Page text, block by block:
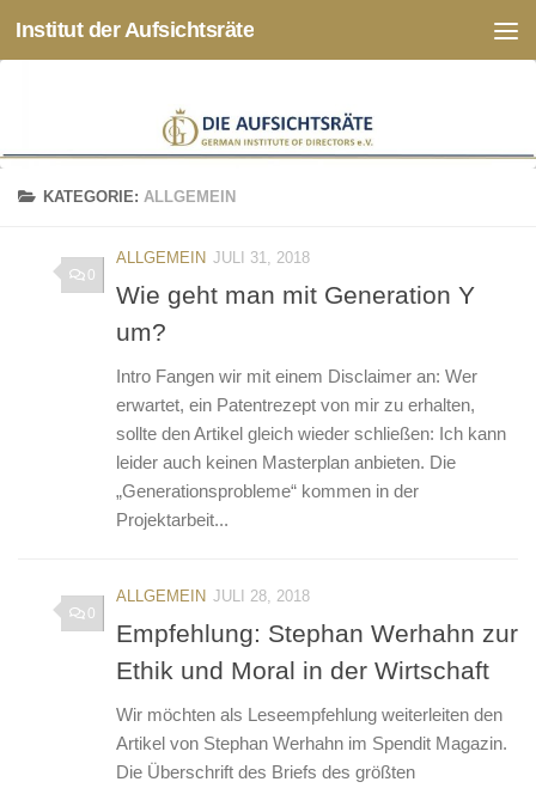
Zum Inhalt springen
Institut der Aufsichtsräte
KATEGORIE:ALLGEMEIN
0
ALLGEMEIN JULI 31, 2018
Wie geht man mit Generation Y
um?
Intro Fangen wir mit einem Disclaimer an: Wer
erwartet, ein Patentrezept von mir zu erhalten,
sollte den Artikel gleich wieder schließen: Ich kann
leider auch keinen Masterplan anbieten. Die
„Generationsprobleme“ kommen in der
Projektarbeit...
0
ALLGEMEIN JULI 28, 2018
Empfehlung: Stephan Werhahn zur
Ethik und Moral in der Wirtschaft
Wir möchten als Leseempfehlung weiterleiten den
Artikel von Stephan Werhahn im Spendit Magazin.
Die Überschrift des Briefs des größten